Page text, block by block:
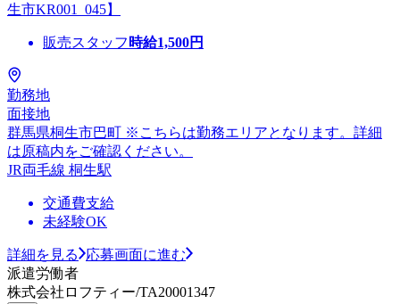
生市KR001_045】
販売スタッフ 時給1,500円
勤務地
面接地
群馬県桐生市巴町 ※こちらは勤務エリアとなります。詳細
は原稿内をご確認ください。
JR両毛線 桐生駅
交通費支給
未経験OK
詳細を見る
応募画面に進む
派遣労働者
株式会社ロフティー/TA20001347